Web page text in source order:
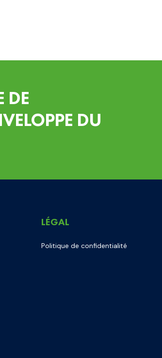
DE
DU
LÉGAL
Politique de confidentialité